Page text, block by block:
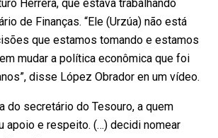
Herrera, que estava trabalhando
de Finanças. “Ele (Urzúa) não está
que estamos tomando e estamos
mudar a política econômica que foi
disse López Obrador en um vídeo.
do secretário do Tesouro, a quem
apoio e respeito. (…) decidi nomear